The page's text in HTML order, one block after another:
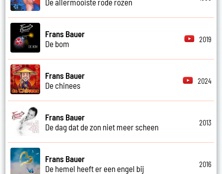
Frans Bauer
De bom
2019
Frans Bauer
De chinees
2024
Frans Bauer
De dag dat de zon niet meer scheen
2013
Frans Bauer
De hemel heeft er een engel bij
2016